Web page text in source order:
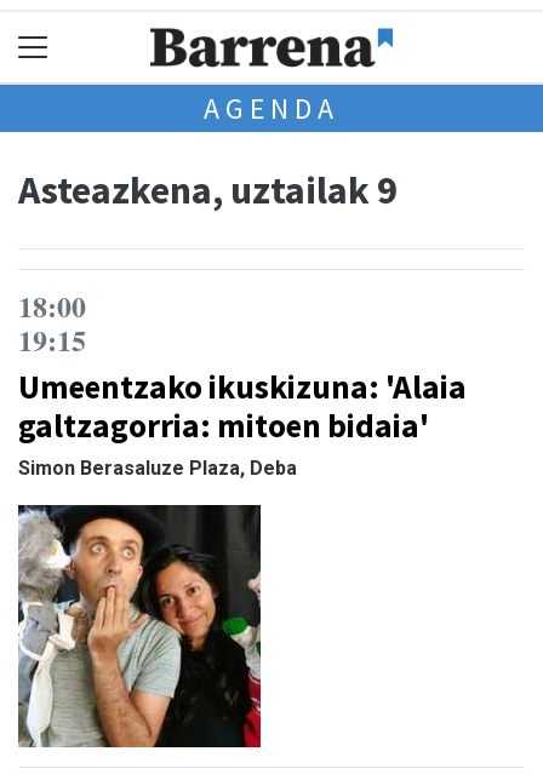
AGENDA
Asteazkena, uztailak 9
18:00
19:15
Umeentzako ikuskizuna: 'Alaia
galtzagorria: mitoen bidaia'
Simon Berasaluze Plaza, Deba